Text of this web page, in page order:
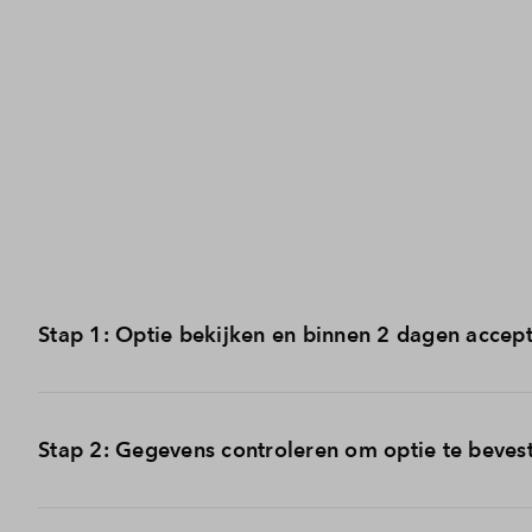
Stap 1: Optie bekijken en binnen 2 dagen
In je persoonlijke omgeving kun je zien op welk
Stap 2: Gegevens controleren om optie te